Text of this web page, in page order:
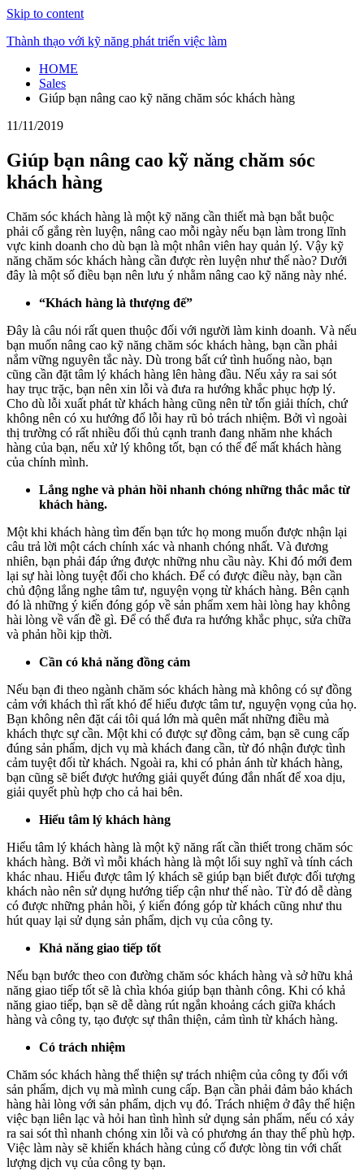
Skip to content
Thành thạo với kỹ năng phát triển việc làm
HOME
Sales
Giúp bạn nâng cao kỹ năng chăm sóc khách hàng
11/11/2019
Giúp bạn nâng cao kỹ năng chăm sóc
khách hàng
Chăm sóc khách hàng là một kỹ năng cần thiết mà bạn bắt buộc
phải cố gắng rèn luyện, nâng cao mỗi ngày nếu bạn làm trong lĩnh
vực kinh doanh cho dù bạn là một nhân viên hay quản lý. Vậy kỹ
năng chăm sóc khách hàng cần được rèn luyện như thế nào? Dưới
đây là một số điều bạn nên lưu ý nhằm nâng cao kỹ năng này nhé.
“Khách hàng là thượng đế”
Đây là câu nói rất quen thuộc đối với người làm kinh doanh. Và nếu
bạn muốn nâng cao kỹ năng chăm sóc khách hàng, bạn cần phải
nắm vững nguyên tắc này. Dù trong bất cứ tình huống nào, bạn
cũng cần đặt tâm lý khách hàng lên hàng đầu. Nếu xảy ra sai sót
hay trục trặc, bạn nên xin lỗi và đưa ra hướng khắc phục hợp lý.
Cho dù lỗi xuất phát từ khách hàng cũng nên từ tốn giải thích, chứ
không nên có xu hướng đổ lỗi hay rũ bỏ trách nhiệm. Bởi vì ngoài
thị trường có rất nhiều đối thủ cạnh tranh đang nhăm nhe khách
hàng của bạn, nếu xử lý không tốt, bạn có thể để mất khách hàng
của chính mình.
Lắng nghe và phản hồi nhanh chóng những thắc mắc từ
khách hàng.
Một khi khách hàng tìm đến bạn tức họ mong muốn được nhận lại
câu trả lời một cách chính xác và nhanh chóng nhất. Và đương
nhiên, bạn phải đáp ứng được những nhu cầu này. Khi đó mới đem
lại sự hài lòng tuyệt đối cho khách. Để có được điều này, bạn cần
chủ động lắng nghe tâm tư, nguyện vọng từ khách hàng. Bên cạnh
đó là những ý kiến đóng góp về sản phẩm xem hài lòng hay không
hài lòng về vấn đề gì. Để có thể đưa ra hướng khắc phục, sửa chữa
và phản hồi kịp thời.
Cần có khả năng đồng cảm
Nếu bạn đi theo ngành chăm sóc khách hàng mà không có sự đồng
cảm với khách thì rất khó để hiểu được tâm tư, nguyện vọng của họ.
Bạn không nên đặt cái tôi quá lớn mà quên mất những điều mà
khách thực sự cần. Một khi có được sự đồng cảm, bạn sẽ cung cấp
đúng sản phẩm, dịch vụ mà khách đang cần, từ đó nhận được tình
cảm tuyệt đối từ khách. Ngoài ra, khi có phản ánh từ khách hàng,
bạn cũng sẽ biết được hướng giải quyết đúng đắn nhất để xoa dịu,
giải quyết phù hợp cho cả hai bên.
Hiểu tâm lý khách hàng
Hiểu tâm lý khách hàng là một kỹ năng rất cần thiết trong chăm sóc
khách hàng. Bởi vì mỗi khách hàng là một lối suy nghĩ và tính cách
khác nhau. Hiểu được tâm lý khách sẽ giúp bạn biết được đối tượng
khách nào nên sử dụng hướng tiếp cận như thế nào. Từ đó dễ dàng
có được những phản hồi, ý kiến đóng góp từ khách cũng như thu
hút quay lại sử dụng sản phẩm, dịch vụ của công ty.
Khả năng giao tiếp tốt
Nếu bạn bước theo con đường chăm sóc khách hàng và sở hữu khả
năng giao tiếp tốt sẽ là chìa khóa giúp bạn thành công. Khi có khả
năng giao tiếp, bạn sẽ dễ dàng rút ngắn khoảng cách giữa khách
hàng và công ty, tạo được sự thân thiện, cảm tình từ khách hàng.
Có trách nhiệm
Chăm sóc khách hàng thể thiện sự trách nhiệm của công ty đối với
sản phẩm, dịch vụ mà mình cung cấp. Bạn cần phải đảm bảo khách
hàng hài lòng với sản phẩm, dịch vụ đó. Trách nhiệm ở đây thể hiện
việc bạn liên lạc và hỏi han tình hình sử dụng sản phẩm, nếu có xảy
ra sai sót thì nhanh chóng xin lỗi và có phương án thay thế phù hợp.
Việc làm này sẽ khiến khách hàng củng cố được lòng tin với chất
lượng dịch vụ của công ty bạn.